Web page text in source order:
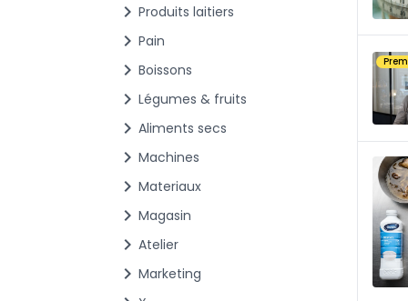
chevron_right Produits laitiers
chevron_right Pain
chevron_right Boissons
chevron_right Légumes & fruits
chevron_right Aliments secs
chevron_right Machines
chevron_right Materiaux
chevron_right Magasin
chevron_right Atelier
chevron_right Marketing